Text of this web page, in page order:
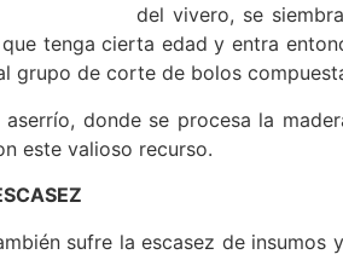
del vivero, se
tenga cierta edad y entra
grupo de corte de bolos
aserrío, donde se procesa la
este valioso recurso.
sufre la escasez de